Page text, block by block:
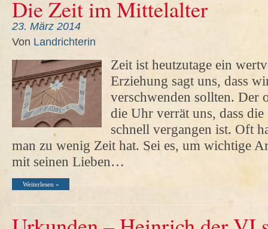
Die Zeit im Mittelalter
23. März 2014
Von Landrichterin
Zeit ist heutzutage ein
Erziehung sagt uns, dass
verschwenden sollten. Der
die Uhr verrät uns, dass
schnell vergangen ist. Oft
man zu wenig Zeit hat. Sei es, um wichtige
mit seinen Lieben…
Weiterlesen »